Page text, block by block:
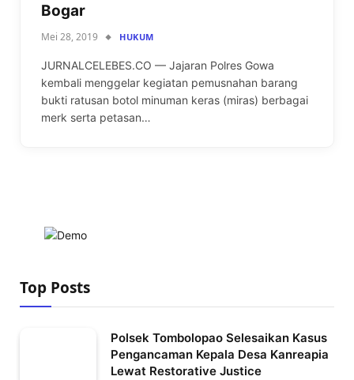
Bogar
Mei 28, 2019 HUKUM
JURNALCELEBES.CO — Jajaran Polres Gowa
kembali menggelar kegiatan pemusnahan barang
bukti ratusan botol minuman keras (miras) berbagai
merk serta petasan…
Top Posts
Polsek Tombolopao Selesaikan Kasus
Pengancaman Kepala Desa Kanreapia
Lewat Restorative Justice